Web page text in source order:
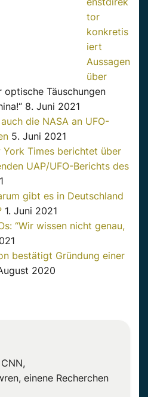
tor
konkretis
iert
Aussagen
über
optische Täuschungen
8. Juni 2021
die NASA an UFO-
5. Juni 2021
York Times berichtet über
UAP/UFO-Berichts des
gibt es in Deutschland
1. Juni 2021
“Wir wissen nicht genau,
bestätigt Gründung einer
2020
, einene Recherchen